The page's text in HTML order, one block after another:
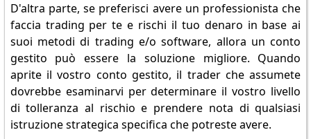
D'altra parte, se preferisci avere un professionista che
faccia trading per te e rischi il tuo denaro in base ai
suoi metodi di trading e/o software, allora un conto
gestito può essere la soluzione migliore. Quando
aprite il vostro conto gestito, il trader che assumete
dovrebbe esaminarvi per determinare il vostro livello
di tolleranza al rischio e prendere nota di qualsiasi
istruzione strategica specifica che potreste avere.